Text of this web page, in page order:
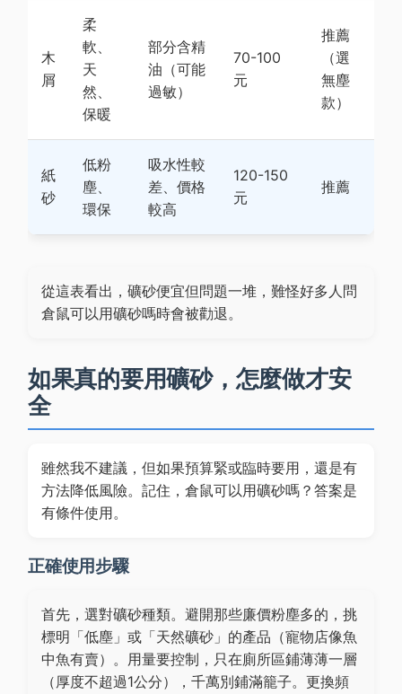
木
屑
柔
軟、
天
然、
保暖
部分含精
油（可能
過敏）
70-100
元
推薦
（選
無塵
款）
紙
砂
低粉
塵、
環保
吸水性較
差、價格
較高
120-150
元
推薦
從這表看出，礦砂便宜但問題一堆，難怪好多人問
倉鼠可以用礦砂嗎時會被勸退。
如果真的要用礦砂，怎麼做才安
全
雖然我不建議，但如果預算緊或臨時要用，還是有
方法降低風險。記住，倉鼠可以用礦砂嗎？答案是
有條件使用。
正確使用步驟
首先，選對礦砂種類。避開那些廉價粉塵多的，挑
標明「低塵」或「天然礦砂」的產品（寵物店像魚
中魚有賣）。用量要控制，只在廁所區鋪薄薄一層
（厚度不超過1公分），千萬別鋪滿籠子。更換頻